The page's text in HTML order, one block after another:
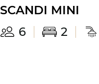
SCANDI MINI
6
2